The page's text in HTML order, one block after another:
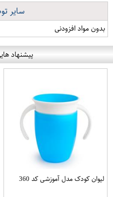
سایر
بدون مواد افزودنی
پیشنهاد
لیوان کودک مدل آموزشی کد 360